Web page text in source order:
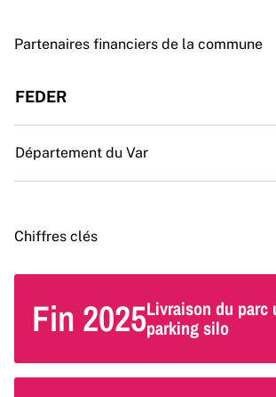
Partenaires financiers de la commune
FEDER
Département du Var
Chiffres clés
Fin 2025Livraison du parc
parking silo